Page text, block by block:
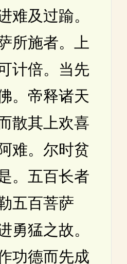
难及过踰。
所施者。上
计倍。当先
。帝释诸天
散其上欢喜
难。尔时贫
。五百长者
五百菩萨
勇猛之故。
功德而先成